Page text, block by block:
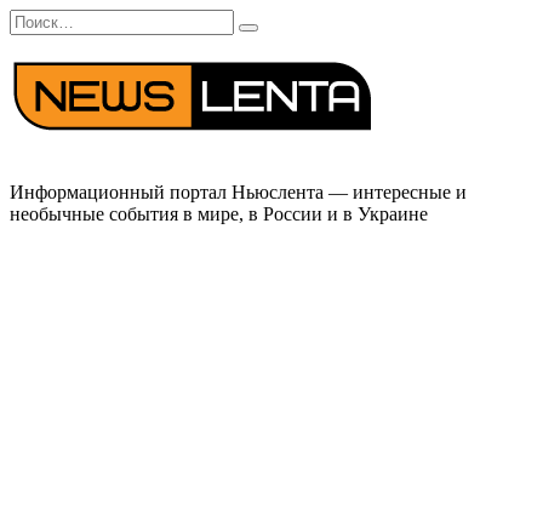
Перейти
к
содержанию
Search
for:
Информационный портал Ньюслента — интересные и
необычные события в мире, в России и в Украине